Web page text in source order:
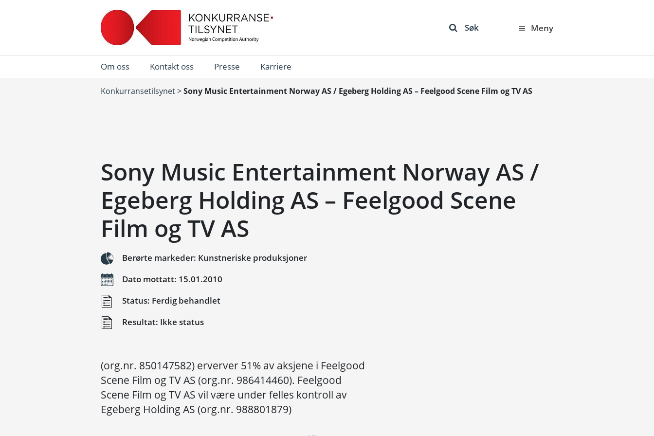
Søk Meny
Om oss Kontakt oss Presse Karriere
Konkurransetilsynet>Sony Music Entertainment Norway AS / Egeberg Holding AS – Feelgood Scene Film og TV AS
Sony Music Entertainment Norway AS /
Egeberg Holding AS – Feelgood Scene
Film og TV AS
Berørte markeder: Kunstneriske produksjoner
Dato mottatt: 15.01.2010
Status: Ferdig behandlet
Resultat: Ikke status
(org.nr. 850147582) erverver 51% av aksjene i Feelgood
Scene Film og TV AS (org.nr. 986414460). Feelgood
Scene Film og TV AS vil være under felles kontroll av
Egeberg Holding AS (org.nr. 988801879)